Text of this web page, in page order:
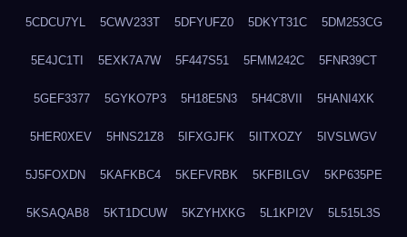
5CDCU7YL 5CWV233T 5DFYUFZ0 5DKYT31C 5DM253CG
5E4JC1TI 5EXK7A7W 5F447S51 5FMM242C 5FNR39CT
5GEF3377 5GYKO7P3 5H18E5N3 5H4C8VII 5HANI4XK
5HER0XEV 5HNS21Z8 5IFXGJFK 5IITXOZY 5IVSLWGV
5J5FOXDN 5KAFKBC4 5KEFVRBK 5KFBILGV 5KP635PE
5KSAQAB8 5KT1DCUW 5KZYHXKG 5L1KPI2V 5L515L3S